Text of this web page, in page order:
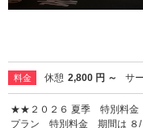
料金 休憩 2,800 円 ～ サ
★★２０２６ 夏季 特別料
プラン 特別料金 期間は ８